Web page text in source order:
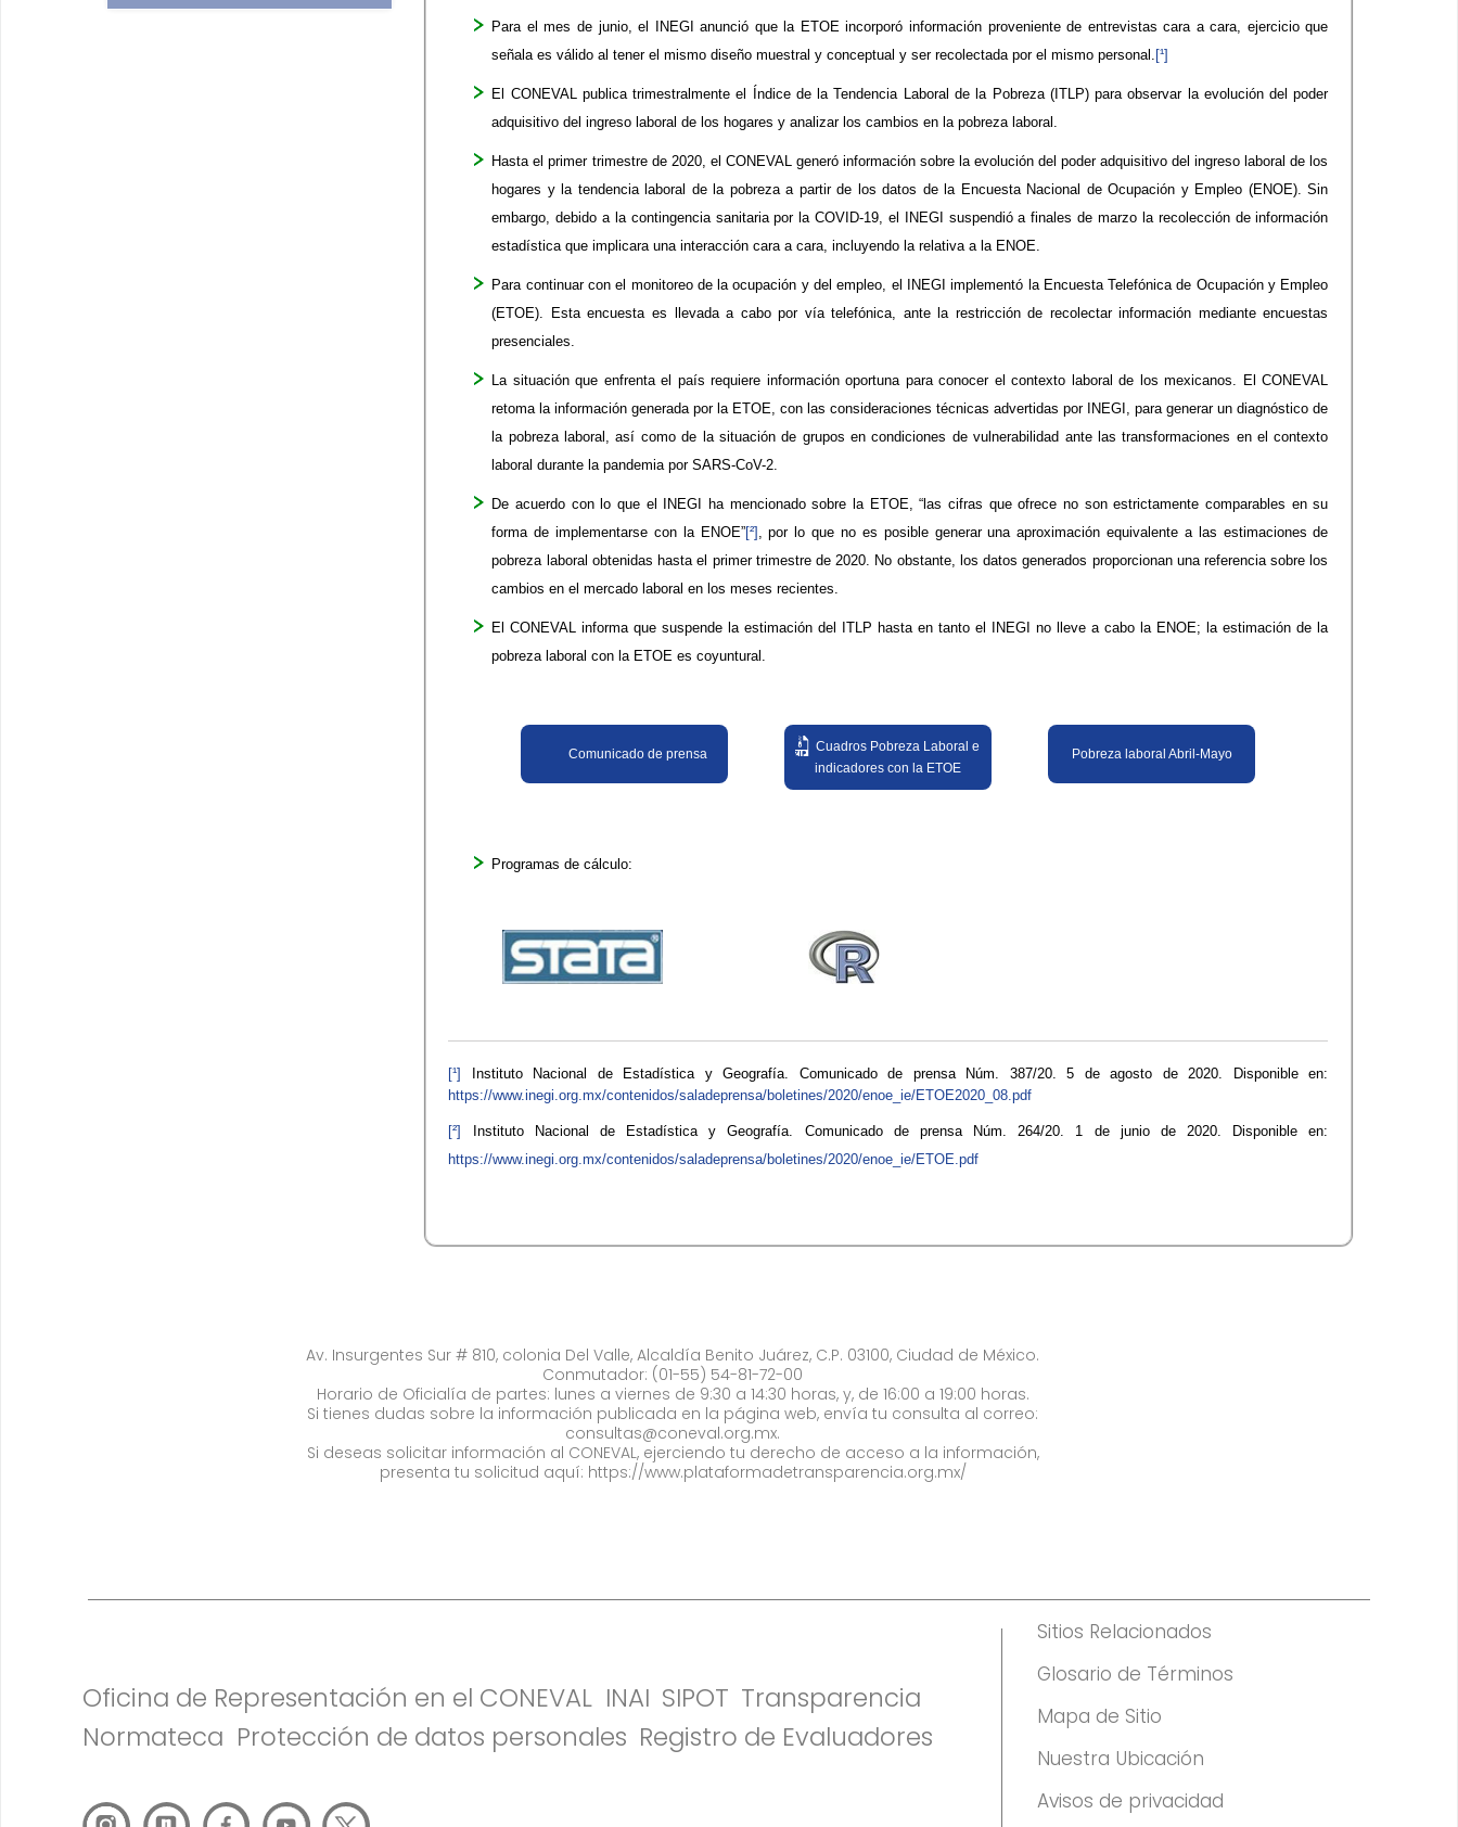
Para el mes de junio, el INEGI anunció que la ETOE incorporó información proveniente de entrevistas cara a cara, ejercicio que
señala es válido al tener el mismo diseño muestral y conceptual y ser recolectada por el mismo personal. [¹]
El CONEVAL publica trimestralmente el Índice de la Tendencia Laboral de la Pobreza (ITLP) para observar la evolución del poder
adquisitivo del ingreso laboral de los hogares y analizar los cambios en la pobreza laboral.
Hasta el primer trimestre de 2020, el CONEVAL generó información sobre la evolución del poder adquisitivo del ingreso laboral de los
hogares y la tendencia laboral de la pobreza a partir de los datos de la Encuesta Nacional de Ocupación y Empleo (ENOE). Sin
embargo, debido a la contingencia sanitaria por la COVID-19, el INEGI suspendió a finales de marzo la recolección de información
estadística que implicara una interacción cara a cara, incluyendo la relativa a la ENOE.
Para continuar con el monitoreo de la ocupación y del empleo, el INEGI implementó la Encuesta Telefónica de Ocupación y Empleo
(ETOE). Esta encuesta es llevada a cabo por vía telefónica, ante la restricción de recolectar información mediante encuestas
presenciales.
La situación que enfrenta el país requiere información oportuna para conocer el contexto laboral de los mexicanos. El CONEVAL
retoma la información generada por la ETOE, con las consideraciones técnicas advertidas por INEGI, para generar un diagnóstico de
la pobreza laboral, así como de la situación de grupos en condiciones de vulnerabilidad ante las transformaciones en el contexto
laboral durante la pandemia por SARS-CoV-2.
De acuerdo con lo que el INEGI ha mencionado sobre la ETOE, “las cifras que ofrece no son estrictamente comparables en su
forma de implementarse con la ENOE”[²] , por lo que no es posible generar una aproximación equivalente a las estimaciones de
pobreza laboral obtenidas hasta el primer trimestre de 2020. No obstante, los datos generados proporcionan una referencia sobre los
cambios en el mercado laboral en los meses recientes.
El CONEVAL informa que suspende la estimación del ITLP hasta en tanto el INEGI no lleve a cabo la ENOE; la estimación de la
pobreza laboral con la ETOE es coyuntural.
Comunicado de prensa​
Cuadros Pobreza Laboral e
indicadores con la ETOE​
Pobreza laboral Abril-Mayo
Programas de cálculo:
[¹]
Instituto Nacional de Estadística y Geografía. Comunicado de prensa Núm. 387/20. 5 de agosto de 2020. Disponible en:
https://www.inegi.org.mx/contenidos/saladeprensa/boletines/2020/enoe_ie/ETOE2020_08.pdf
[²]
Instituto Nacional de Estadística y Geografía. Comunicado de prensa Núm. 264/20. 1 de junio de 2020. Disponible en:
https://www.inegi.org.mx/contenidos/saladeprensa/boletines/2020/enoe_ie/ETOE.pdf
Av. Insurgentes Sur # 810, colonia Del Valle, Alcaldía Benito Juárez, C.P. 03100, Ciudad de México.
Conmutador: (01-55) 54-81-72-00
Horario de Oficialía de partes: lunes a viernes de 9:30 a 14:30 horas, y, de 16:00 a 19:00 horas.
Si tienes dudas sobre la información publicada en la página web, envía tu consulta al correo:
consultas@coneval.org.mx.
Si deseas solicitar información al CONEVAL, ejerciendo tu derecho de acceso a la información,
presenta tu solicitud aquí: https://www.plataformadetransparencia.org.mx/
Oficina de Representación en el CONEVAL INAI SIPOT Transparencia
Normateca Protección de datos personales Registro de Evaluadores
Sitios Relacionados
Glosario de Términos
Mapa de Sitio
Nuestra Ubicación
Avisos de privacidad